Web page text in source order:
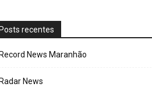
recentes
News Maranhão
News